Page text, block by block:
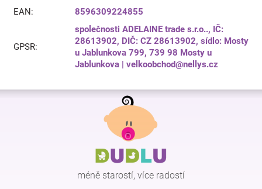
EAN: 8596309224855
GPSR:
společnosti ADELAINE trade s.r.o.., IČ:
28613902, DIČ: CZ 28613902, sídlo: Mosty
u Jablunkova 799, 739 98 Mosty u
Jablunkova | velkoobchod@nellys.cz
Z
méně starostí, více radostí